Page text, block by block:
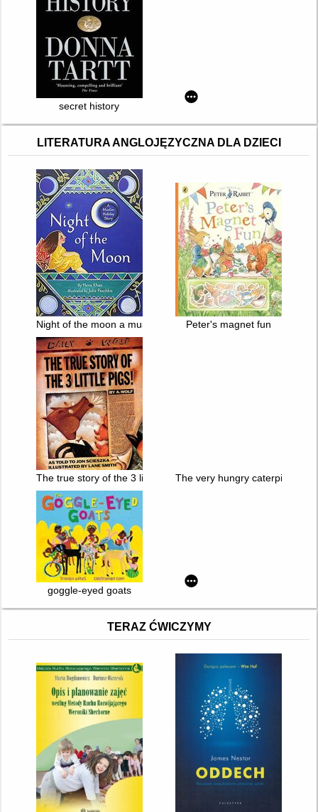
secret history
LITERATURA ANGLOJĘZYCZNA DLA DZIECI
Night of the moon a muslim holiday storyPeter's magnet fun
The true story of the 3 little pigs by A. WolfThe very hungry caterpillar
goggle-eyed goats
TERAZ ĆWICZYMY